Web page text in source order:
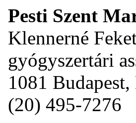
Pesti Szent
Klennerné
gyógyszertári
1081
(20) 495-7276